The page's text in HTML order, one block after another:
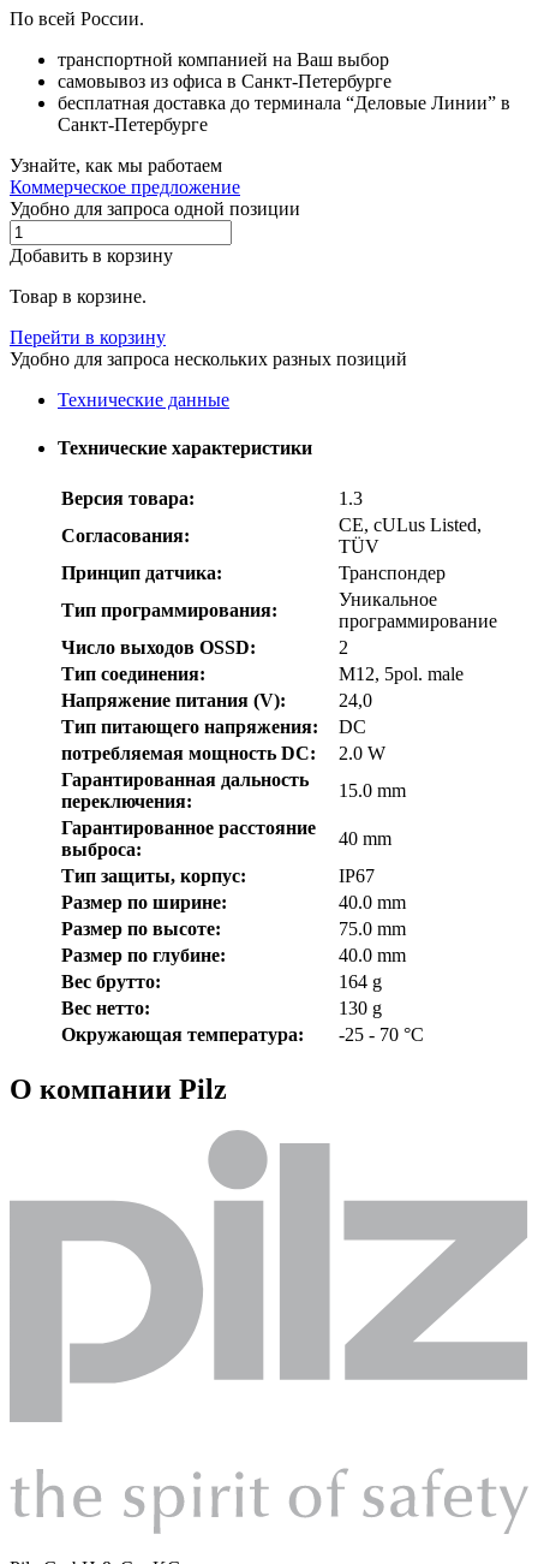
По всей России.
транспортной компанией на Ваш выбор
самовывоз из офиса в Санкт-Петербурге
бесплатная доставка до терминала “Деловые Линии” в
Санкт-Петербурге
Узнайте, как мы работаем
Коммерческое предложение
Удобно для запроса одной позиции
Добавить в корзину
Товар в корзине.
Перейти в корзину
Удобно для запроса нескольких разных позиций
Технические данные
Технические характеристики
Версия товара:
1.3
Согласования:
CE, cULus Listed,
TÜV
Принцип датчика:
Транспондер
Тип программирования:
Уникальное
программирование
Число выходов OSSD:
2
Тип соединения:
M12, 5pol. male
Напряжение питания (V):
24,0
Тип питающего напряжения:
DC
потребляемая мощность DC:
2.0 W
Гарантированная дальность
переключения:
15.0 mm
Гарантированное расстояние
выброса:
40 mm
Тип защиты, корпус:
IP67
Размер по ширине:
40.0 mm
Размер по высоте:
75.0 mm
Размер по глубине:
40.0 mm
Вес брутто:
164 g
Вес нетто:
130 g
Окружающая температура:
-25 - 70 °C
О компании Pilz